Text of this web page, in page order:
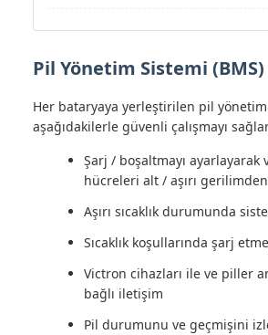
Pil Yönetim Sistemi (BMS)
Her bataryaya yerleştirilen pil yönetim
aşağıdakilerle güvenli çalışmayı
Şarj / boşaltmayı ayarlayarak
hücreleri alt / aşırı
Aşırı sıcaklık durumunda
Sıcaklık koşullarında şarj
Victron cihazları ile ve piller
bağlı iletişim
Pil durumunu ve geçmişini